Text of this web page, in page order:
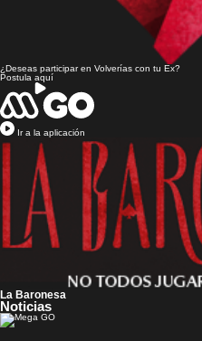
¿Deseas participar en Volverías con tu Ex?
Postula aquí
Ir a la aplicación
La Baronesa
Noticias